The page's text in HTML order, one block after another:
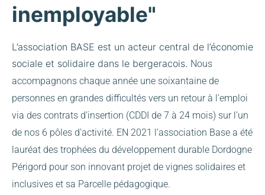
inemployable"
L’association BASE est un acteur central de l’économie
sociale et solidaire dans le bergeracois. Nous
accompagnons chaque année une soixantaine de
personnes en grandes difficultés vers un retour à l’emploi
via des contrats d’insertion (CDDI de 7 à 24 mois) sur l’un
de nos 6 pôles d’activité. EN 2021 l’association Base a été
lauréat des trophées du développement durable Dordogne
Périgord pour son innovant projet de vignes solidaires et
inclusives et sa Parcelle pédagogique.